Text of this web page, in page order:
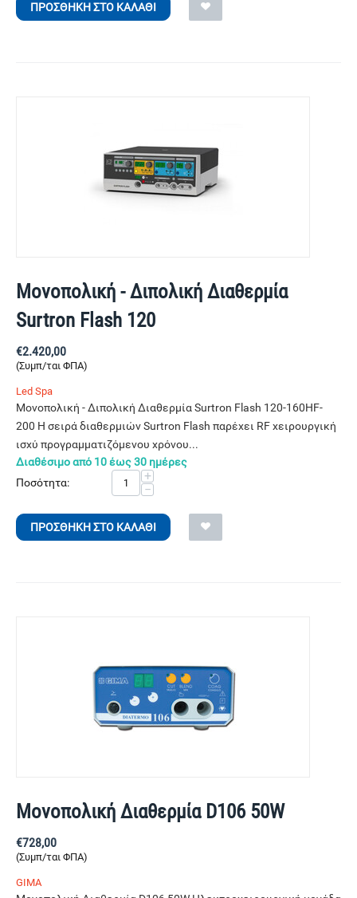
ΠΡΟΣΘΉΚΗ ΣΤΟ ΚΑΛΆΘΙ
Μονοπολική - Διπολική Διαθερμία
Surtron Flash 120
€2.420,00
(Συμπ/ται ΦΠΑ)
Led Spa
Μονοπολική - Διπολική Διαθερμία Surtron Flash 120-160HF-
200 Η σειρά διαθερμιών Surtron Flash παρέχει RF χειρουργική
ισχύ προγραμματιζόμενου χρόνου...
Διαθέσιμο από 10 έως 30 ημέρες
Ποσότητα:
+
−
ΠΡΟΣΘΉΚΗ ΣΤΟ ΚΑΛΆΘΙ
Μονοπολική Διαθερμία D106 50W
€728,00
(Συμπ/ται ΦΠΑ)
GIMA